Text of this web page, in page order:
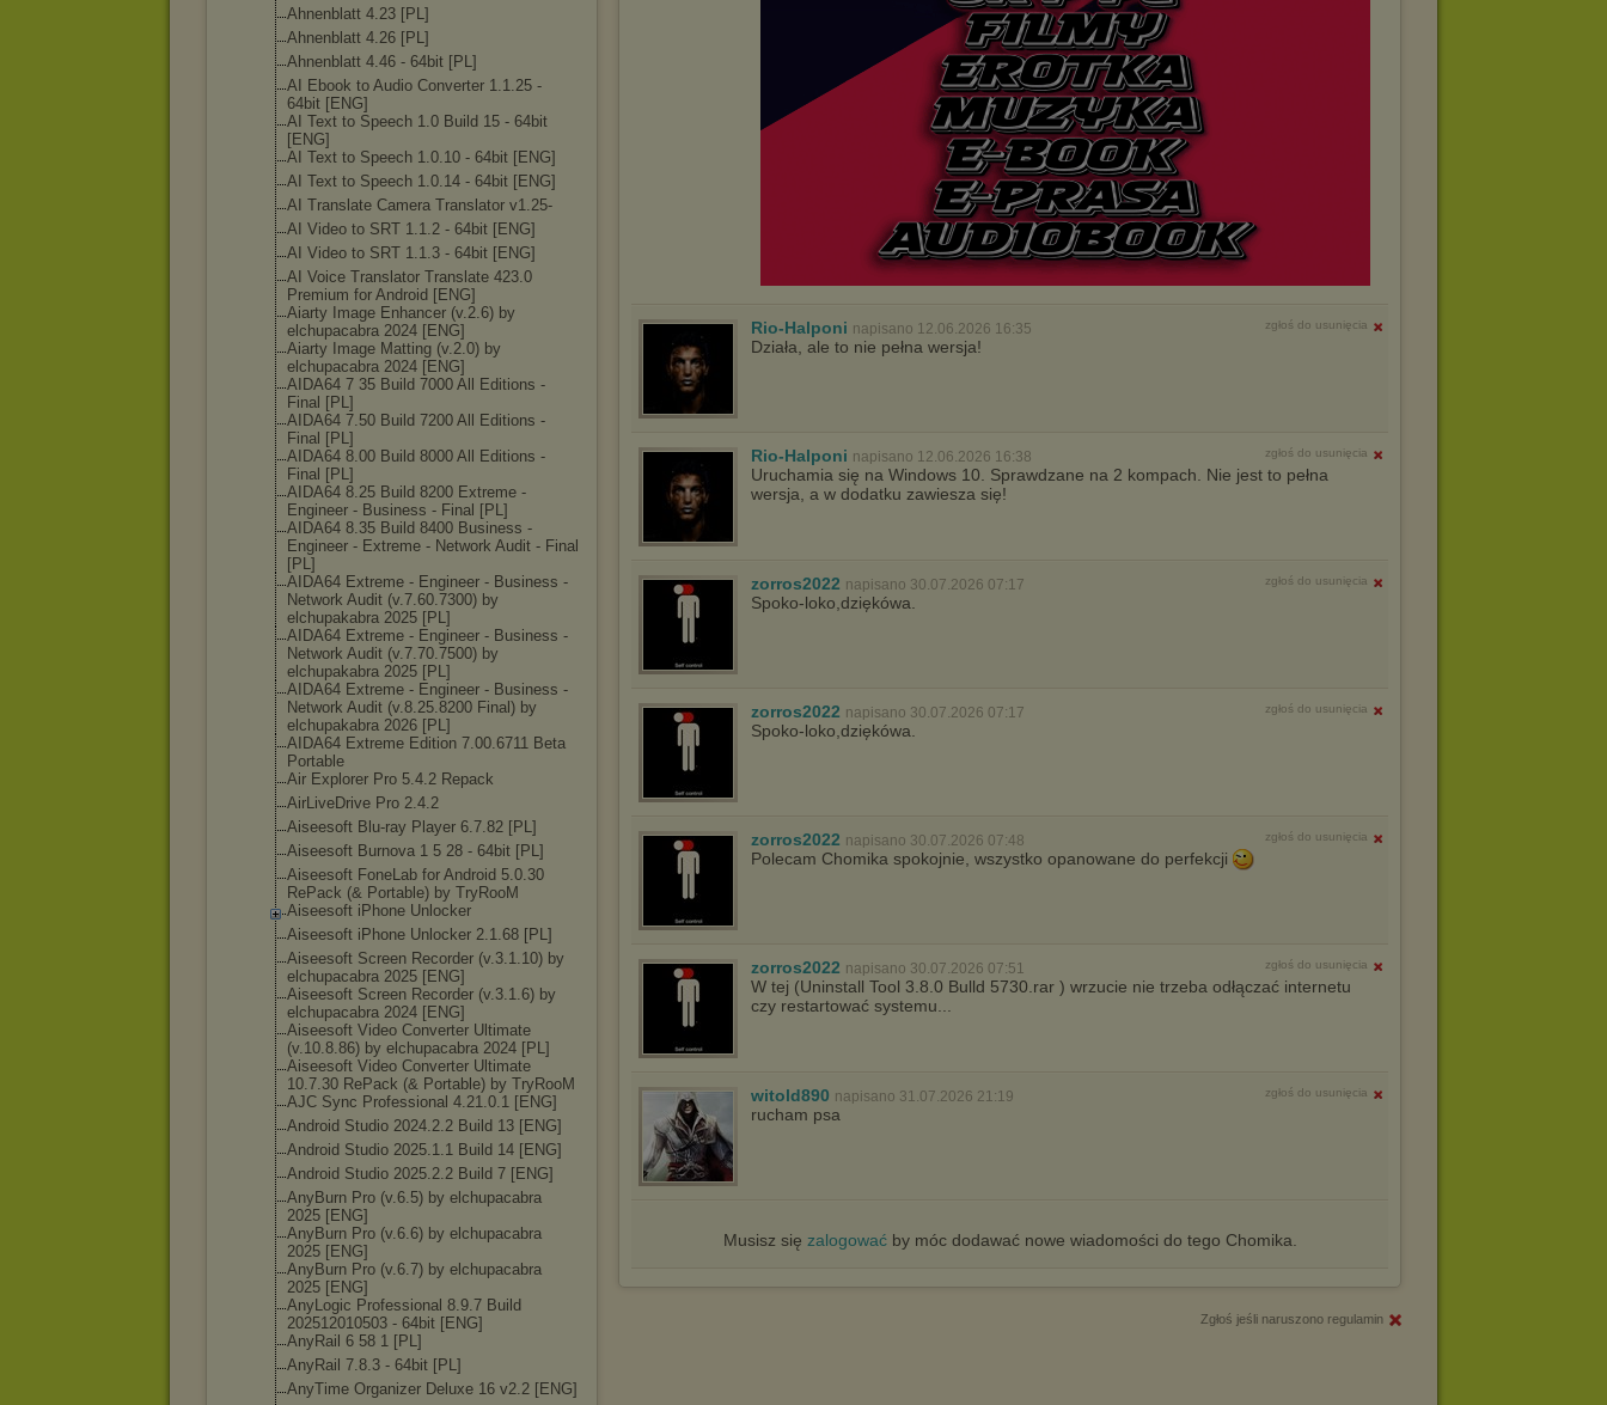
Zaufanych Partnerów
(dostosowanie reklam do Twoich potrzeb, analiza skuteczności działań
Wyrażenie sprzeciwu spowoduje, że wyświetlana Ci reklama nie
będzie dopasowana do Twoich preferencji, a będzie to reklama
Istnieje możliwość zmiany ustawień przeglądarki internetowej w
sposób uniemożliwiający przechowywanie plików cookies na
urządzeniu końcowym. Można również usunąć pliki cookies,
dokonując odpowiednich zmian w ustawieniach przeglądarki
Pełną informację na ten temat znajdziesz pod adresem
Ahnenblatt 4.23 [PL]
Ahnenblatt 4.26 [PL]
Ahnenblatt 4.46 - 64bit [PL]
AI Ebook to Audio Converter 1.1.25 -
64bit [ENG]
AI Text to Speech 1.0 Build 15 - 64bit
[ENG]
AI Text to Speech 1.0.10 - 64bit [ENG]
AI Text to Speech 1.0.14 - 64bit [ENG]
AI Translate Camera Translator v1.25-
AI Video to SRT 1.1.2 - 64bit [ENG]
AI Video to SRT 1.1.3 - 64bit [ENG]
AI Voice Translator Translate 423.0
Premium for Android [ENG]
Aiarty Image Enhancer (v.2.6) by
elchupacabra 2024 [ENG]
Aiarty Image Matting (v.2.0) by
elchupacabra 2024 [ENG]
AIDA64 7 35 Build 7000 All Editions -
Final [PL]
AIDA64 7.50 Build 7200 All Editions -
Final [PL]
AIDA64 8.00 Build 8000 All Editions -
Final [PL]
AIDA64 8.25 Build 8200 Extreme -
Engineer - Business - Final [PL]
AIDA64 8.35 Build 8400 Business -
Engineer - Extreme - Network Audit - Final
[PL]
AIDA64 Extreme - Engineer - Business -
Network Audit (v.7.60.7300) by
elchupakabra 2025 [PL]
AIDA64 Extreme - Engineer - Business -
Network Audit (v.7.70.7500) by
elchupakabra 2025 [PL]
AIDA64 Extreme - Engineer - Business -
Network Audit (v.8.25.8200 Final) by
elchupakabra 2026 [PL]
AIDA64 Extreme Edition 7.00.6711 Beta
Portable
Air Explorer Pro 5.4.2 Repack
AirLiveDrive Pro 2.4.2
Aiseesoft Blu-ray Player 6.7.82 [PL]
Aiseesoft Burnova 1 5 28 - 64bit [PL]
Aiseesoft FoneLab for Android 5.0.30
RePack (& Portable) by TryRooM
Aiseesoft iPhone Unlocker
Aiseesoft iPhone Unlocker 2.1.68 [PL]
Aiseesoft Screen Recorder (v.3.1.10) by
elchupacabra 2025 [ENG]
Aiseesoft Screen Recorder (v.3.1.6) by
elchupacabra 2024 [ENG]
Aiseesoft Video Converter Ultimate
(v.10.8.86) by elchupacabra 2024 [PL]
Aiseesoft Video Converter Ultimate
10.7.30 RePack (& Portable) by TryRooM
AJC Sync Professional 4.21.0.1 [ENG]
Android Studio 2024.2.2 Build 13 [ENG]
Android Studio 2025.1.1 Build 14 [ENG]
Android Studio 2025.2.2 Build 7 [ENG]
AnyBurn Pro (v.6.5) by elchupacabra
2025 [ENG]
AnyBurn Pro (v.6.6) by elchupacabra
2025 [ENG]
AnyBurn Pro (v.6.7) by elchupacabra
2025 [ENG]
AnyLogic Professional 8.9.7 Build
202512010503 - 64bit [ENG]
AnyRail 6 58 1 [PL]
AnyRail 7.8.3 - 64bit [PL]
AnyTime Organizer Deluxe 16 v2.2 [ENG]
Rio-Halponi napisano 12.06.2026 16:35 zgłoś do usunięcia
Działa, ale to nie pełna wersja!
Rio-Halponi napisano 12.06.2026 16:38 zgłoś do usunięcia
Uruchamia się na Windows 10. Sprawdzane na 2 kompach. Nie jest to pełna
wersja, a w dodatku zawiesza się!
zorros2022 napisano 30.07.2026 07:17 zgłoś do usunięcia
Spoko-loko,dziękówa.
zorros2022 napisano 30.07.2026 07:17 zgłoś do usunięcia
Spoko-loko,dziękówa.
zorros2022 napisano 30.07.2026 07:48 zgłoś do usunięcia
Polecam Chomika spokojnie, wszystko opanowane do perfekcji
zorros2022 napisano 30.07.2026 07:51 zgłoś do usunięcia
W tej (Uninstall Tool 3.8.0 Bulld 5730.rar ) wrzucie nie trzeba odłączać internetu
czy restartować systemu...
witold890 napisano 31.07.2026 21:19 zgłoś do usunięcia
rucham psa
Musisz się zalogowaćby móc dodawać nowe wiadomości do tego Chomika.
Zgłoś jeśli naruszono regulamin